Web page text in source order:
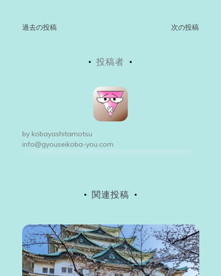
投
ー
シ
過去の投稿 次の投稿
投稿者
by kobayashitamotsu
info@gyouseikoba-you.com
関連投稿